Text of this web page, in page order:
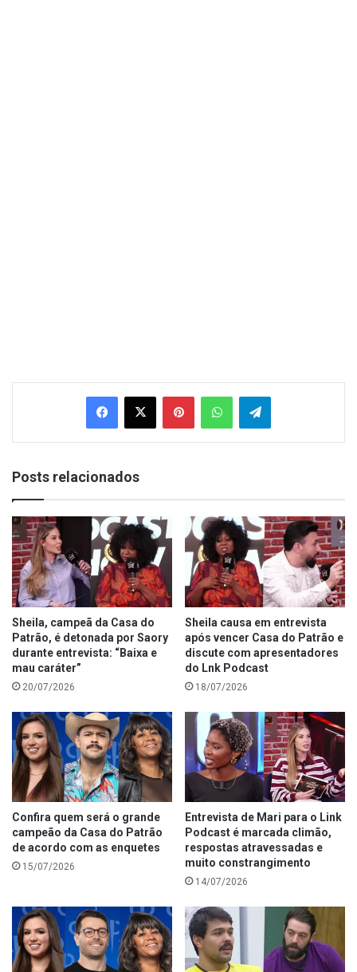
Facebook
X PinterestWhatsAppTelegram
Posts relacionados
Sheila, campeã da Casa do
Patrão, é detonada por Saory
durante entrevista: “Baixa e
mau caráter”
20/07/2026
Sheila causa em entrevista
após vencer Casa do Patrão e
discute com apresentadores
do Lnk Podcast
18/07/2026
Confira quem será o grande
campeão da Casa do Patrão
de acordo com as enquetes
15/07/2026
Entrevista de Mari para o Link
Podcast é marcada climão,
respostas atravessadas e
muito constrangimento
14/07/2026